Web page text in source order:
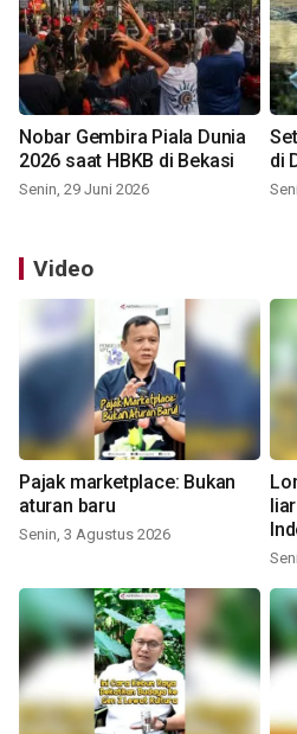
Nobar Gembira Piala Dunia
2026 saat HBKB di Bekasi
Senin, 29 Juni 2026
di
Video
Pajak marketplace: Bukan
aturan baru
Senin, 3 Agustus 2026